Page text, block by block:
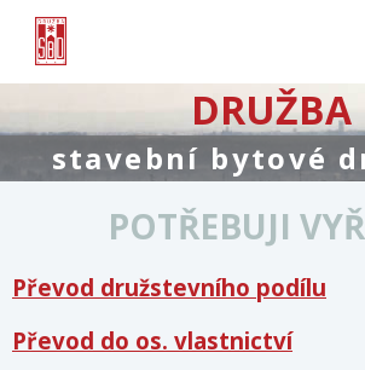
DRUŽBA
stavební bytové
POTŘEBUJI
Převod družstevního podílu
Převod do os. vlastnictví